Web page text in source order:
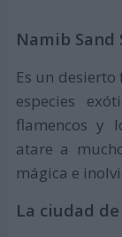
Namib Sand
Es un
especies
flamencos y
atare a
mágica e
La ciudad